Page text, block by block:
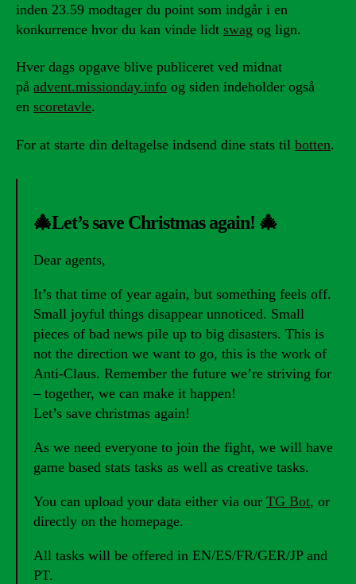
inden 23.59 modtager du point som indgår i en
konkurrence hvor du kan vinde lidt swag og lign.
Hver dags opgave blive publiceret ved midnat
på advent.missionday.info og siden indeholder også
en scoretavle.
For at starte din deltagelse indsend dine stats til botten.
🎄Let’s save Christmas again! 🎄
Dear agents,
It’s that time of year again, but something feels off.
Small joyful things disappear unnoticed. Small
pieces of bad news pile up to big disasters. This is
not the direction we want to go, this is the work of
Anti-Claus. Remember the future we’re striving for
– together, we can make it happen!
Let’s save christmas again!
As we need everyone to join the fight, we will have
game based stats tasks as well as creative tasks.
You can upload your data either via our TG Bot, or
directly on the homepage.
All tasks will be offered in EN/ES/FR/GER/JP and
PT.